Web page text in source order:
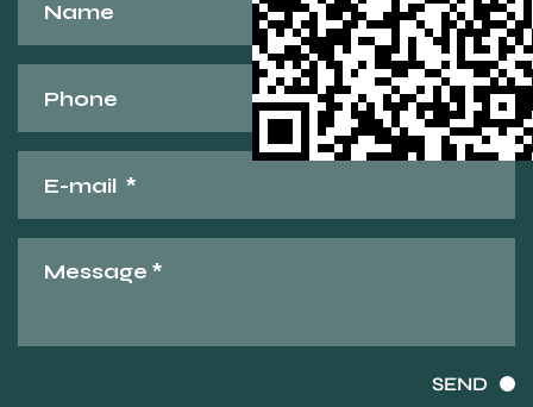
SEND